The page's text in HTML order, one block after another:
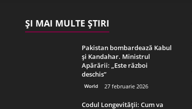
ȘI MAI MULTE ȘTIRI
Pakistan bombardează Kabul
și Kandahar. Ministrul
Apărării: „Este război
deschis”
World 27 februarie 2026
Codul Longevității: Cum va